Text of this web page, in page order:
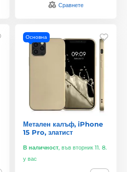
Сравнете
Основна
Метален калъф, iPhone
15 Pro, златист
В наличност, във вторник 11. 8.
у вас